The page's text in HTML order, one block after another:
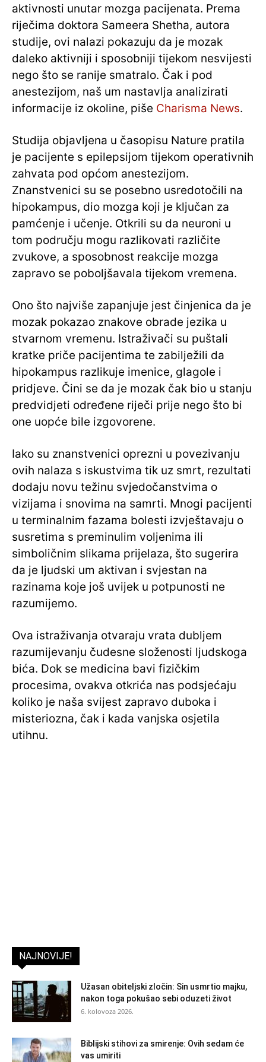
aktivnosti unutar mozga pacijenata. Prema
riječima doktora Sameera Shetha, autora
studije, ovi nalazi pokazuju da je mozak
daleko aktivniji i sposobniji tijekom nesvijesti
nego što se ranije smatralo. Čak i pod
anestezijom, naš um nastavlja analizirati
informacije iz okoline, piše Charisma News.
Studija objavljena u časopisu Nature pratila
je pacijente s epilepsijom tijekom operativnih
zahvata pod općom anestezijom.
Znanstvenici su se posebno usredotočili na
hipokampus, dio mozga koji je ključan za
pamćenje i učenje. Otkrili su da neuroni u
tom području mogu razlikovati različite
zvukove, a sposobnost reakcije mozga
zapravo se poboljšavala tijekom vremena.
Ono što najviše zapanjuje jest činjenica da je
mozak pokazao znakove obrade jezika u
stvarnom vremenu. Istraživači su puštali
kratke priče pacijentima te zabilježili da
hipokampus razlikuje imenice, glagole i
pridjeve. Čini se da je mozak čak bio u stanju
predvidjeti određene riječi prije nego što bi
one uopće bile izgovorene.
Iako su znanstvenici oprezni u povezivanju
ovih nalaza s iskustvima tik uz smrt, rezultati
dodaju novu težinu svjedočanstvima o
vizijama i snovima na samrti. Mnogi pacijenti
u terminalnim fazama bolesti izvještavaju o
susretima s preminulim voljenima ili
simboličnim slikama prijelaza, što sugerira
da je ljudski um aktivan i svjestan na
razinama koje još uvijek u potpunosti ne
razumijemo.
Ova istraživanja otvaraju vrata dubljem
razumijevanju čudesne složenosti ljudskoga
bića. Dok se medicina bavi fizičkim
procesima, ovakva otkrića nas podsjećaju
koliko je naša svijest zapravo duboka i
misteriozna, čak i kada vanjska osjetila
utihnu.
NAJNOVIJE!
Užasan obiteljski zločin: Sin usmrtio majku,
nakon toga pokušao sebi oduzeti život
6. kolovoza 2026.
Biblijski stihovi za smirenje: Ovih sedam će
vas umiriti